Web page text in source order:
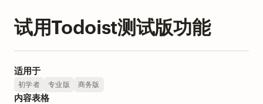
试用Todoist测试版功能
适用于
初学者 专业版 商务版
内容表格